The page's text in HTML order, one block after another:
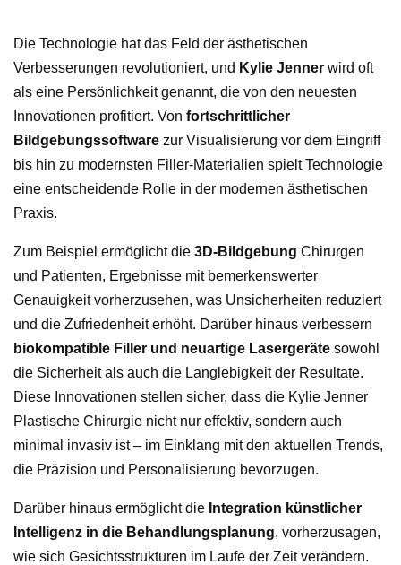
Die Technologie hat das Feld der ästhetischen
Verbesserungen revolutioniert, und Kylie Jenner wird oft
als eine Persönlichkeit genannt, die von den neuesten
Innovationen profitiert. Von fortschrittlicher
Bildgebungssoftware zur Visualisierung vor dem Eingriff
bis hin zu modernsten Filler-Materialien spielt Technologie
eine entscheidende Rolle in der modernen ästhetischen
Praxis.
Zum Beispiel ermöglicht die 3D-Bildgebung Chirurgen
und Patienten, Ergebnisse mit bemerkenswerter
Genauigkeit vorherzusehen, was Unsicherheiten reduziert
und die Zufriedenheit erhöht. Darüber hinaus verbessern
biokompatible Filler und neuartige Lasergeräte sowohl
die Sicherheit als auch die Langlebigkeit der Resultate.
Diese Innovationen stellen sicher, dass die Kylie Jenner
Plastische Chirurgie nicht nur effektiv, sondern auch
minimal invasiv ist – im Einklang mit den aktuellen Trends,
die Präzision und Personalisierung bevorzugen.
Darüber hinaus ermöglicht die Integration künstlicher
Intelligenz in die Behandlungsplanung, vorherzusagen,
wie sich Gesichtsstrukturen im Laufe der Zeit verändern.